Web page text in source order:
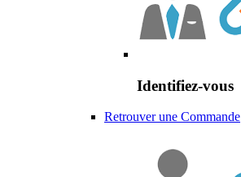
Identifiez-vous
Retrouver une Commande